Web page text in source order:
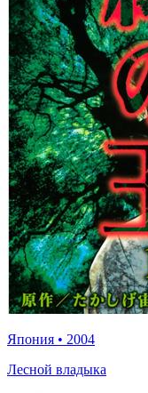
Япония • 2004
Лесной владыка